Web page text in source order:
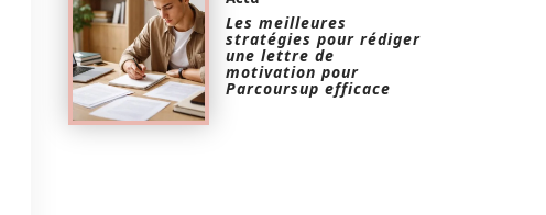
Les meilleures
stratégies pour rédiger
une lettre de
motivation pour
Parcoursup efficace